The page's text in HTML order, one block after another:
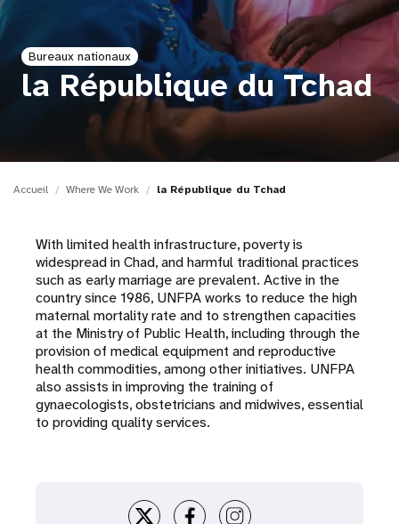
t
i
Bureaux nationaux
la République du Tchad
Accueil Where We Work la République du Tchad
With limited health infrastructure, poverty is
widespread in Chad, and harmful traditional practices
such as early marriage are prevalent. Active in the
country since 1986, UNFPA works to reduce the high
maternal mortality rate and to strengthen capacities
at the Ministry of Public Health, including through the
provision of medical equipment and reproductive
health commodities, among other initiatives. UNFPA
also assists in improving the training of
gynaecologists, obstetricians and midwives, essential
to providing quality services.